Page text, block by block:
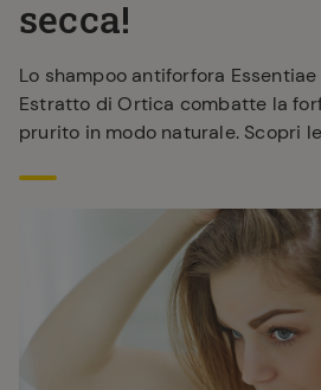
secca!
Lo shampoo antiforfora
Estratto di Ortica combatte la
prurito in modo naturale. Scopri